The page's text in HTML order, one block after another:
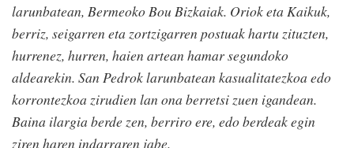
larunbatean, Bermeoko Bou Bizkaiak. Oriok eta Kaikuk,
berriz, seigarren eta zortzigarren postuak hartu zituzten,
hurrenez, hurren, haien artean hamar segundoko
aldearekin. San Pedrok larunbatean kasualitatezkoa edo
korrontezkoa zirudien lan ona berretsi zuen igandean.
Baina ilargia berde zen, berriro ere, edo berdeak egin
ziren haren indarraren jabe.